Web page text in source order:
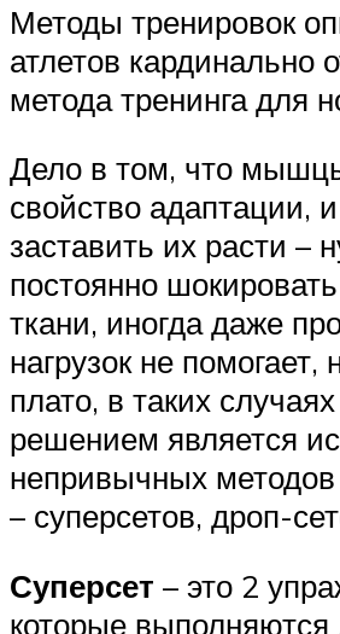
Методы тренировок
атлетов кардинально
метода тренинга для
Дело в том, что
свойство адаптации,
заставить их расти –
постоянно
ткани, иногда даже
нагрузок не помогает,
плато, в таких
решением является
непривычных методов
– суперсетов, дроп-
Суперсет – это 2
которые